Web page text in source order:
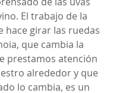
El trabajo de la
hace girar las ruedas
que cambia la
prestamos atención
alrededor y que
lo cambia, es un